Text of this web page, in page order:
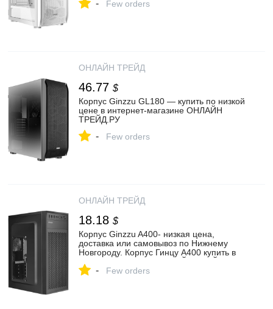
- Few orders
ОНЛАЙН ТРЕЙД
46.77 $
Корпус Ginzzu GL180 — купить по низкой
цене в интернет-магазине ОНЛАЙН
ТРЕЙД.РУ
- Few orders
ОНЛАЙН ТРЕЙД
18.18 $
Корпус Ginzzu A400- низкая цена,
доставка или самовывоз по Нижнему
Новгороду. Корпус Гинцу A400 купить в
- Few orders